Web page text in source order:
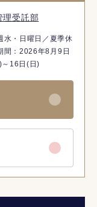
理受託部
水・日曜日／夏季休
間：2026年8月9日
～16日(日)